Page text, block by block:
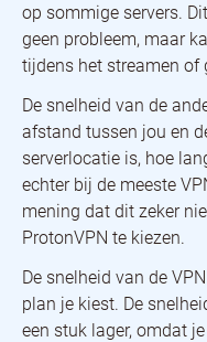
op sommige servers.
geen probleem, maar
tijdens het streamen of
De snelheid van de
afstand tussen jou en
serverlocatie is, hoe
echter bij de meeste
mening dat dit zeker
ProtonVPN te kiezen.
De snelheid van de
plan je kiest. De
een stuk lager, omdat